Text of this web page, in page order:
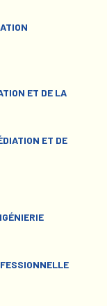
ET DE LA
ET DE